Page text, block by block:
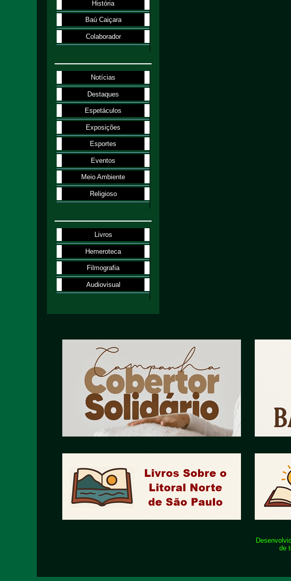
História
Baú Caiçara
Colaborador
Notícias
Destaques
Espetáculos
Exposições
Esportes
Eventos
Meio Ambiente
Religioso
Livros
Hemeroteca
Filmografia
Audiovisual
de